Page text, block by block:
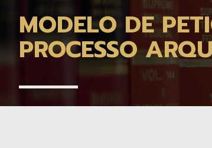
MODELO DE
PROCESSO